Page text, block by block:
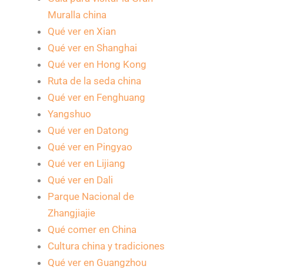
Muralla china
Qué ver en Xian
Qué ver en Shanghai
Qué ver en Hong Kong
Ruta de la seda china
Qué ver en Fenghuang
Yangshuo
Qué ver en Datong
Qué ver en Pingyao
Qué ver en Lijiang
Qué ver en Dali
Parque Nacional de
Zhangjiajie
Qué comer en China
Cultura china y tradiciones
Qué ver en Guangzhou